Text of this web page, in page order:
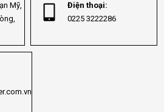
Mỹ,
Điện thoại:
0225 3222286